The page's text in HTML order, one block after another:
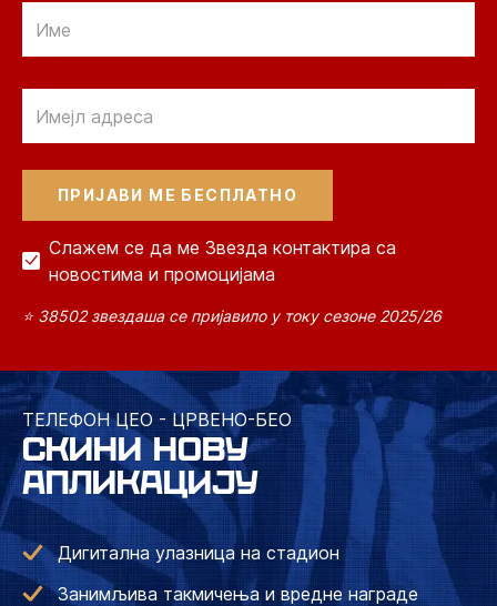
Слажем се да ме Звезда контактира са
новостима и промоцијама
⭐ 38502 звездаша се пријавило у току сезоне 2025/26
ТЕЛЕФОН ЦЕО - ЦРВЕНО-БЕО
СКИНИ НОВУ
АПЛИКАЦИЈУ
Дигитална улазница на стадион
Занимљива такмичења и вредне награде